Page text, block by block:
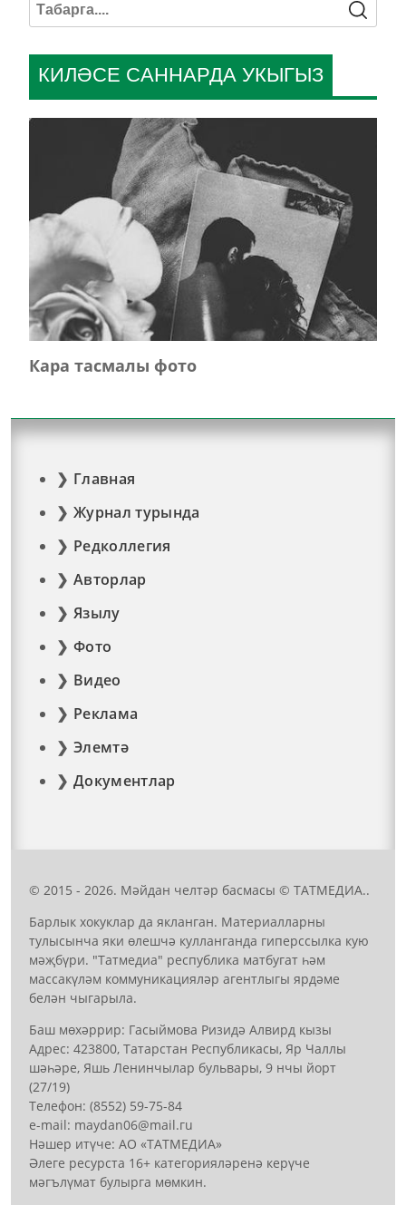
КИЛӘСЕ САННАРДА УКЫГЫЗ
Кара тасмалы фото
Главная
Журнал турында
Редколлегия
Авторлар
Язылу
Фото
Видео
Реклама
Элемтә
Документлар
© 2015 - 2026. Мәйдан челтәр басмасы © ТАТМЕДИА..
Барлык хокуклар да якланган. Материалларны
тулысынча яки өлешчә кулланганда гиперссылка кую
мәҗбүри. "Татмедиа" республика матбугат һәм
массакүләм коммуникацияләр агентлыгы ярдәме
белән чыгарыла.
Баш мөхәррир: Гасыймова Ризидә Алвирд кызы
Адрес: 423800, Татарстан Республикасы, Яр Чаллы
шәһәре, Яшь Ленинчылар бульвары, 9 нчы йорт
(27/19)
Телефон: (8552) 59-75-84
е-mail: mауdаn06@mail.гu
Нәшер итүче: АО «ТАТМЕДИА»
Әлеге ресурста 16+ категорияләренә керүче
мәгълүмат булырга мөмкин.